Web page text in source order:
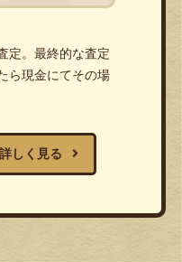
定。最終的な査定
ら現金にてその場
しく見る